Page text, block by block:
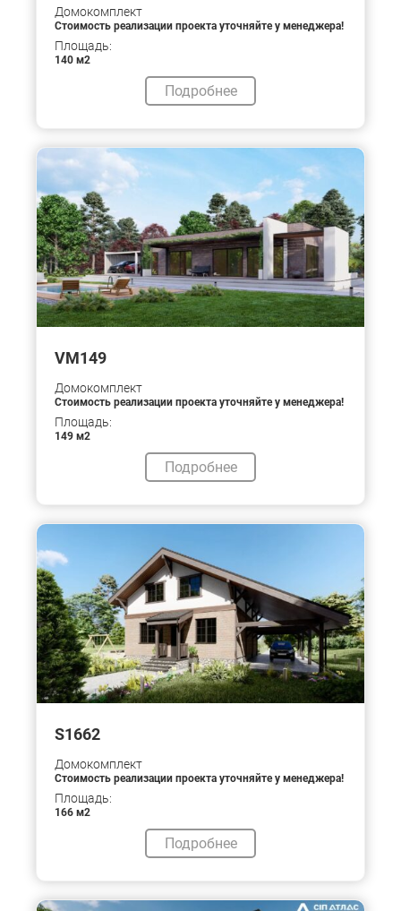
Домокомплект
Стоимость реализации проекта уточняйте у менеджера!
Площадь:
140 м2
Подробнее
VM149
Домокомплект
Стоимость реализации проекта уточняйте у менеджера!
Площадь:
149 м2
Подробнее
S1662
Домокомплект
Стоимость реализации проекта уточняйте у менеджера!
Площадь:
166 м2
Подробнее